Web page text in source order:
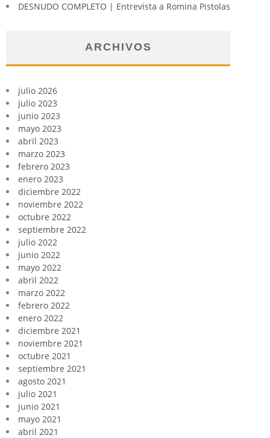
DESNUDO COMPLETO | Entrevista a Romina Pistolas
ARCHIVOS
julio 2026
julio 2023
junio 2023
mayo 2023
abril 2023
marzo 2023
febrero 2023
enero 2023
diciembre 2022
noviembre 2022
octubre 2022
septiembre 2022
julio 2022
junio 2022
mayo 2022
abril 2022
marzo 2022
febrero 2022
enero 2022
diciembre 2021
noviembre 2021
octubre 2021
septiembre 2021
agosto 2021
julio 2021
junio 2021
mayo 2021
abril 2021